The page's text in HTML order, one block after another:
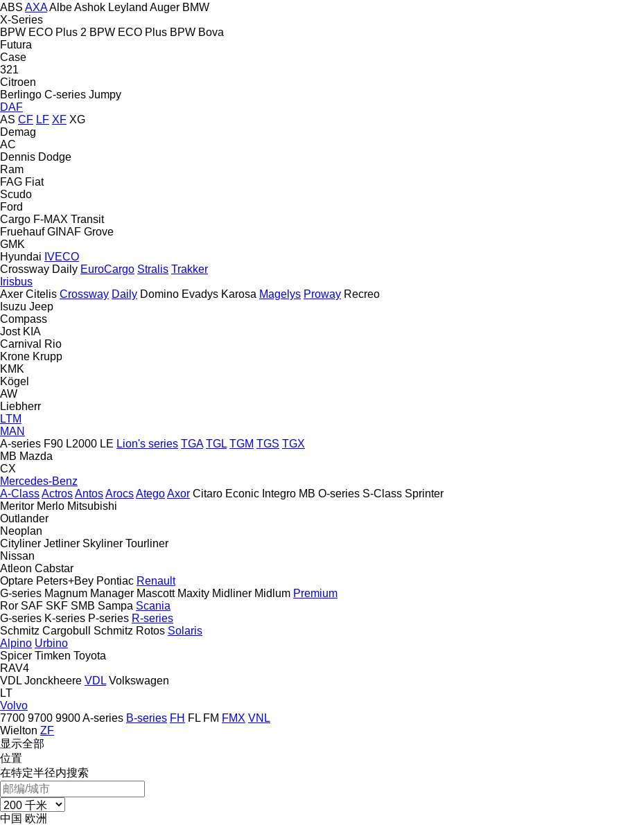
ABS AXAAlbeAshok Leyland Auger BMW
X-Series
BPW ECO Plus 2 BPW ECO Plus BPW Bova
Futura
Case
321
Citroen
Berlingo C-series Jumpy
DAF
AS CF LF XF XG
Demag
AC
Dennis Dodge
Ram
FAG Fiat
Scudo
Ford
Cargo F-MAX Transit
Fruehauf GINAF Grove
GMK
Hyundai IVECO
Crossway Daily EuroCargo Stralis Trakker
Irisbus
Axer Citelis Crossway Daily Domino Evadys Karosa Magelys Proway Recreo
Isuzu Jeep
Compass
Jost KIA
Carnival
Rio
Krone Krupp
KMK
Kögel
AW
Liebherr
LTM
MAN
A-series F90 L2000 LE Lion's series TGA TGL TGM TGS TGX
MB Mazda
CX
Mercedes-Benz
A-ClassActrosAntosArocsAtegoAxor Citaro Econic Integro MB O-series S-Class Sprinter
Meritor Merlo Mitsubishi
Outlander
Neoplan
Cityliner Jetliner Skyliner Tourliner
Nissan
Atleon Cabstar
Optare Peters+Bey Pontiac Renault
G-series Magnum Manager Mascott Maxity Midliner Midlum Premium
Ror SAF SKF SMB Sampa Scania
G-series K-series P-series R-series
Schmitz Cargobull
Schmitz Rotos Solaris
Alpino Urbino
Spicer Timken Toyota
RAV4
VDL Jonckheere VDL Volkswagen
LT
Volvo
7700 9700 9900A-series B-series FH FL FM FMX VNL
Wielton ZF
显示全部
位置
在特定半径内搜索
中国 欧洲